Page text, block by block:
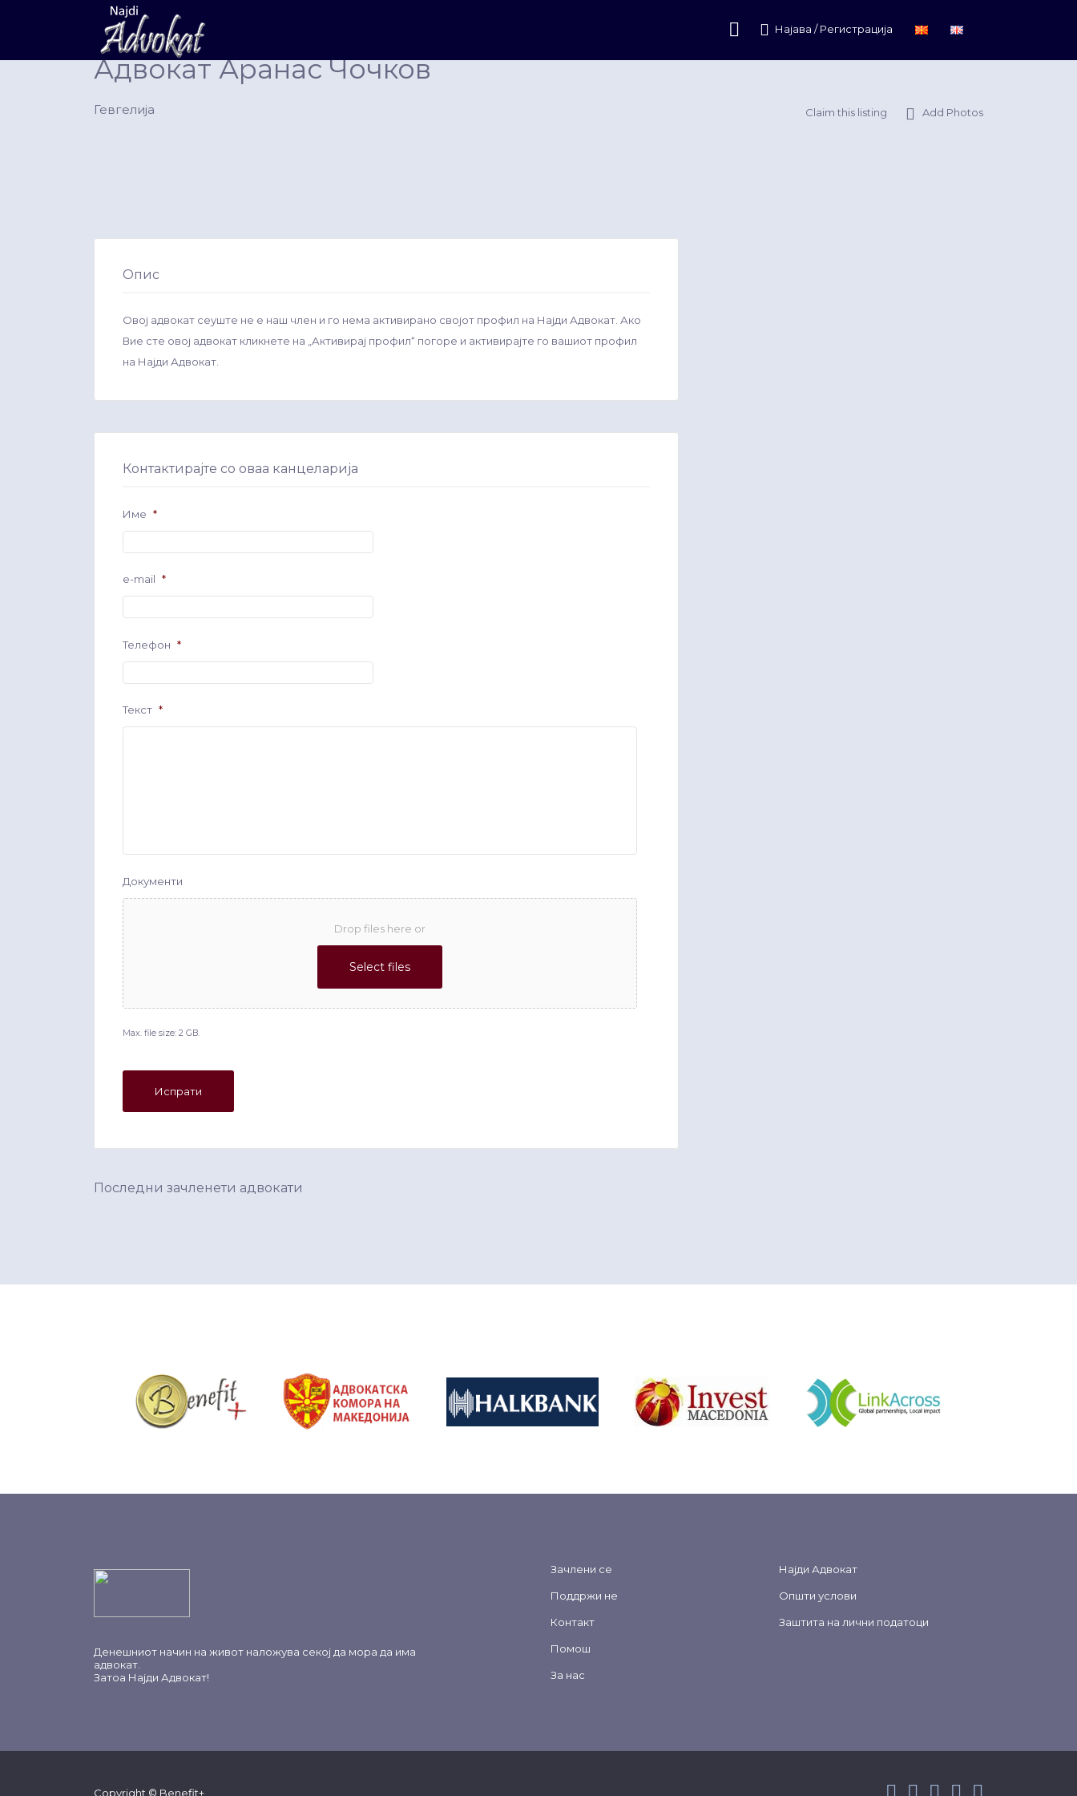
Најава / Регистрација
Search
for:
Адвокат Аранас Чочков
Гевгелија Claim this listing Add Photos
Опис
Овој адвокат сеуште не е наш член и го нема активирано својот профил на Најди Адвокат. Ако
Вие сте овој адвокат кликнете на „Активирај профил“ погоре и активирајте го вашиот профил
на Најди Адвокат.
Контактирајте со оваа канцеларија
Име *
e-mail *
Телефон *
Текст *
Документи
Drop files here or
Select files
Max. file size: 2 GB.
Последни зачленети адвокати
Денешниот начин на живот наложува секој да мора да има
адвокат.
Затоа Најди Адвокат!
Зачлени се
Поддржи не
Контакт
Помош
За нас
Најди Адвокат
Општи услови
Заштита на лични податоци
Copyright © Benefit+